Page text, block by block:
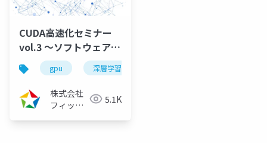
CUDA高速化セミナー
vol.3 ～ソフトウェア高
速化と深層学習～
（2022/07/28）
gpu 深層学習
株式会社
フィック
5.1K